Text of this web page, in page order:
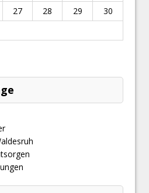
27 28 29
30